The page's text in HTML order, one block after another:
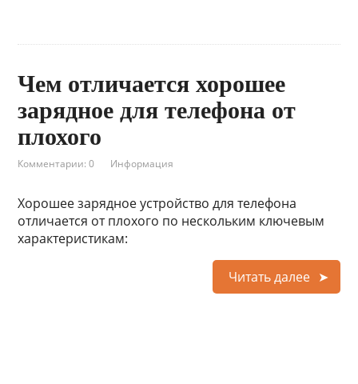
Чем отличается хорошее
зарядное для телефона от
плохого
Комментарии: 0 Информация
Хорошее зарядное устройство для телефона
отличается от плохого по нескольким ключевым
характеристикам:
Читать далее